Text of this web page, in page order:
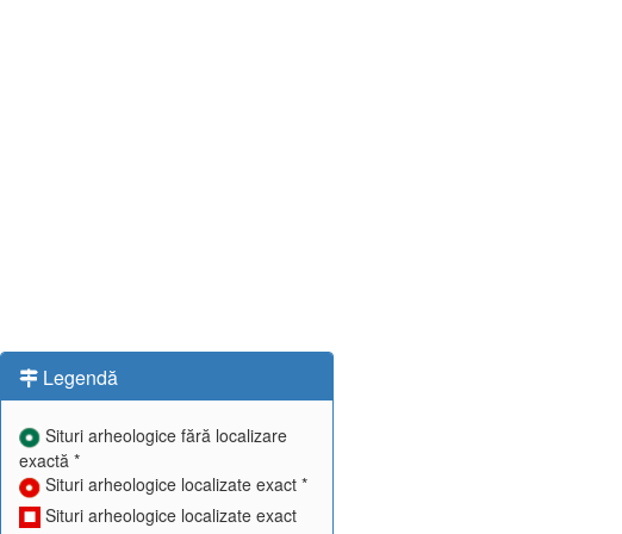
Legendă
Situri arheologice fără localizare
exactă *
Situri arheologice localizate exact *
Situri arheologice localizate exact